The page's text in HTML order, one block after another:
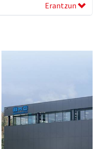
Erantzun